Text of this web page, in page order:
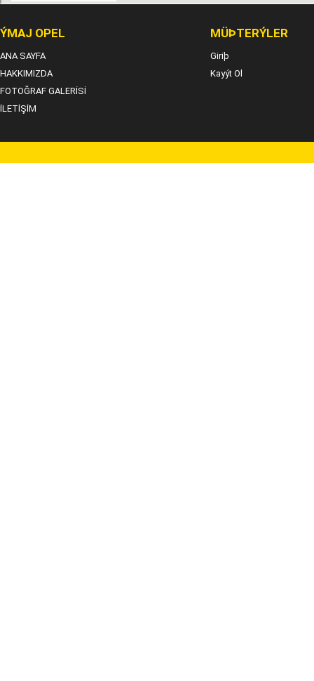
ÝMAJ OPEL
ANA SAYFA
HAKKIMIZDA
FOTOĞRAF GALERİSİ
İLETİŞİM
MÜÞTERÝLER
Giriþ
Kayýt Ol